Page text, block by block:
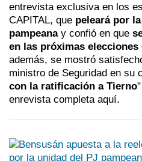
entrevista exclusiva en los
CAPITAL, que peleará por
pampeanay confió en que
en las próximas elecciones
además, se mostró
ministro de Seguridad en su
con la ratificación a Tierno
enrevista completa aquí.